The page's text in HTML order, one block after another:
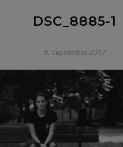
DSC_8885-1
8. September 2017